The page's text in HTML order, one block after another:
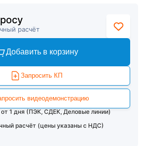
расчёт
Добавить в корзину
Запросить КП
видеодемонстрацию
1 дня (ПЭК, СДЕК, Деловые линии)
расчёт (цены указаны с НДС)